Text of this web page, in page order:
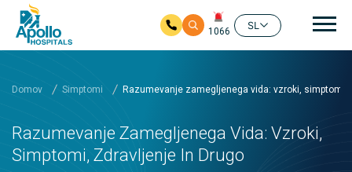
1066
SL
Domov Simptomi Razumevanje zamegljenega vida: vzroki, simptomi,
Razumevanje Zamegljenega Vida: Vzroki,
Simptomi, Zdravljenje In Drugo